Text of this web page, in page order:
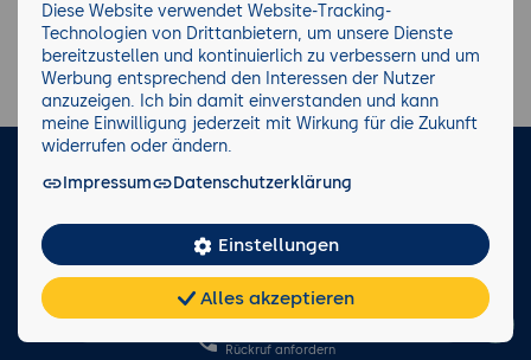
LinkedInInstagramFacebook
Impressum/AGB Datenschutz
Facts
Rückruf anfordern
Teilen FAQ Cookies
Diese Website verwendet Website-Tracking-
Technologien von Drittanbietern, um unsere Dienste
bereitzustellen und kontinuierlich zu verbessern und um
Werbung entsprechend den Interessen der Nutzer
anzuzeigen. Ich bin damit einverstanden und kann
meine Einwilligung jederzeit mit Wirkung für die Zukunft
widerrufen oder ändern.
Impressum
Datenschutzerklärung
Einstellungen
Alles akzeptieren